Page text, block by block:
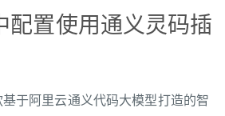
配置使用通义灵码插
于阿里云通义代码大模型打造的智